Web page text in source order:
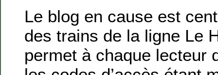
Le blog en cause est
des trains de la ligne Le
permet à chaque lecteur